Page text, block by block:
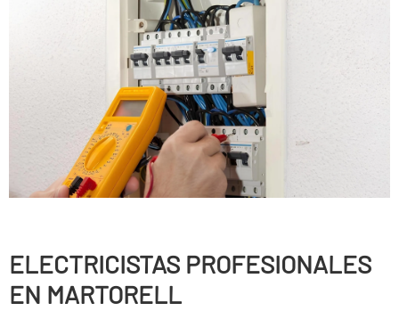
ELECTRICISTAS PROFESIONALES
EN MARTORELL